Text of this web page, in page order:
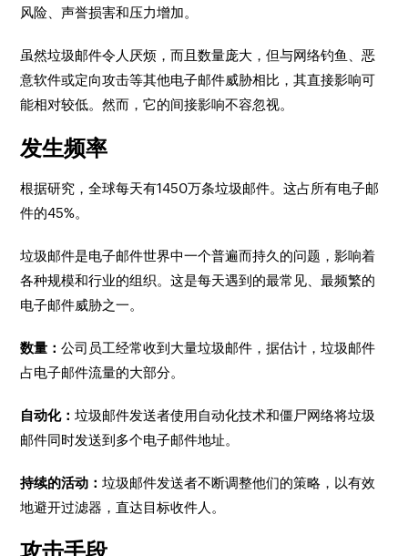
风险、声誉损害和压力增加。
虽然垃圾邮件令人厌烦，而且数量庞大，但与网络钓鱼、恶
意软件或定向攻击等其他电子邮件威胁相比，其直接影响可
能相对较低。然而，它的间接影响不容忽视。
发生频率
根据研究，全球每天有1450万条垃圾邮件。这占所有电子邮
件的45%。
垃圾邮件是电子邮件世界中一个普遍而持久的问题，影响着
各种规模和行业的组织。这是每天遇到的最常见、最频繁的
电子邮件威胁之一。
数量：公司员工经常收到大量垃圾邮件，据估计，垃圾邮件
占电子邮件流量的大部分。
自动化：垃圾邮件发送者使用自动化技术和僵尸网络将垃圾
邮件同时发送到多个电子邮件地址。
持续的活动：垃圾邮件发送者不断调整他们的策略，以有效
地避开过滤器，直达目标收件人。
攻击手段